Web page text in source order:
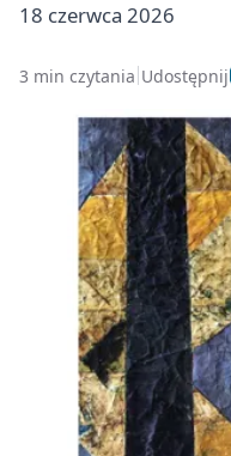
18 czerwca 2026
3 min czytania Udostępnij